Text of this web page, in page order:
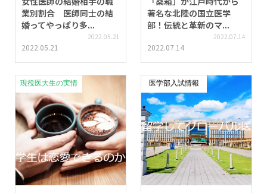
業別割合 医師同士の結
婚ってやっぱり多...
2022.05.21
2022.05.21
著名な北陸の国立医学
部！伝統と革新のマ...
2022.07.14
2022.07.14
現役医大生の実情 医学部入試情報